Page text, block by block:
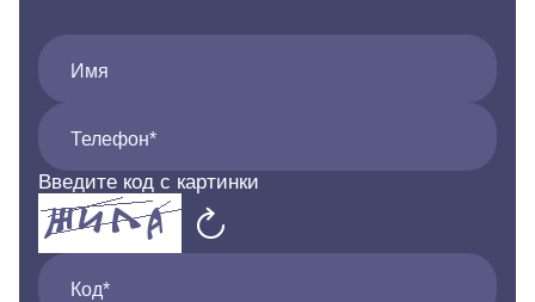
Имя
Телефон*
Введите код с картинки
Код*